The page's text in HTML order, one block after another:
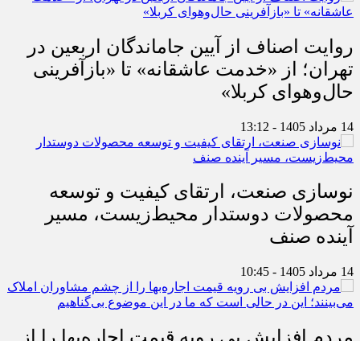
روایت اصناف از آیین جاماندگان اربعین در
تهران؛ از «خدمت عاشقانه» تا «بازآفرینی
حال‌وهوای کربلا»
14 مرداد 1405 - 13:12
نوسازی صنعت، ارتقای کیفیت و توسعه
محصولات دوستدار محیط‌زیست، مسیر
آینده صنف
14 مرداد 1405 - 10:45